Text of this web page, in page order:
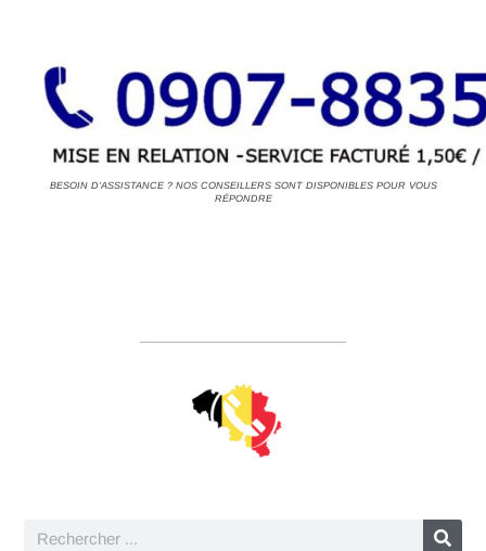
BESOIN D'ASSISTANCE ? NOS CONSEILLERS SONT DISPONIBLES POUR VOUS
RÉPONDRE